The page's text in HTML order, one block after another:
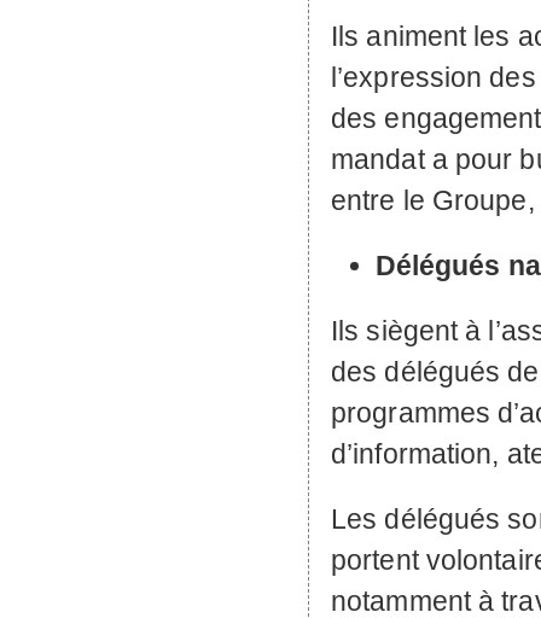
Ils animent les
l’expression
des
mandat a pour
entre le
Délégués
Ils siègent à
des délégués
programmes
d’information,
Les délégués
portent
notamment à